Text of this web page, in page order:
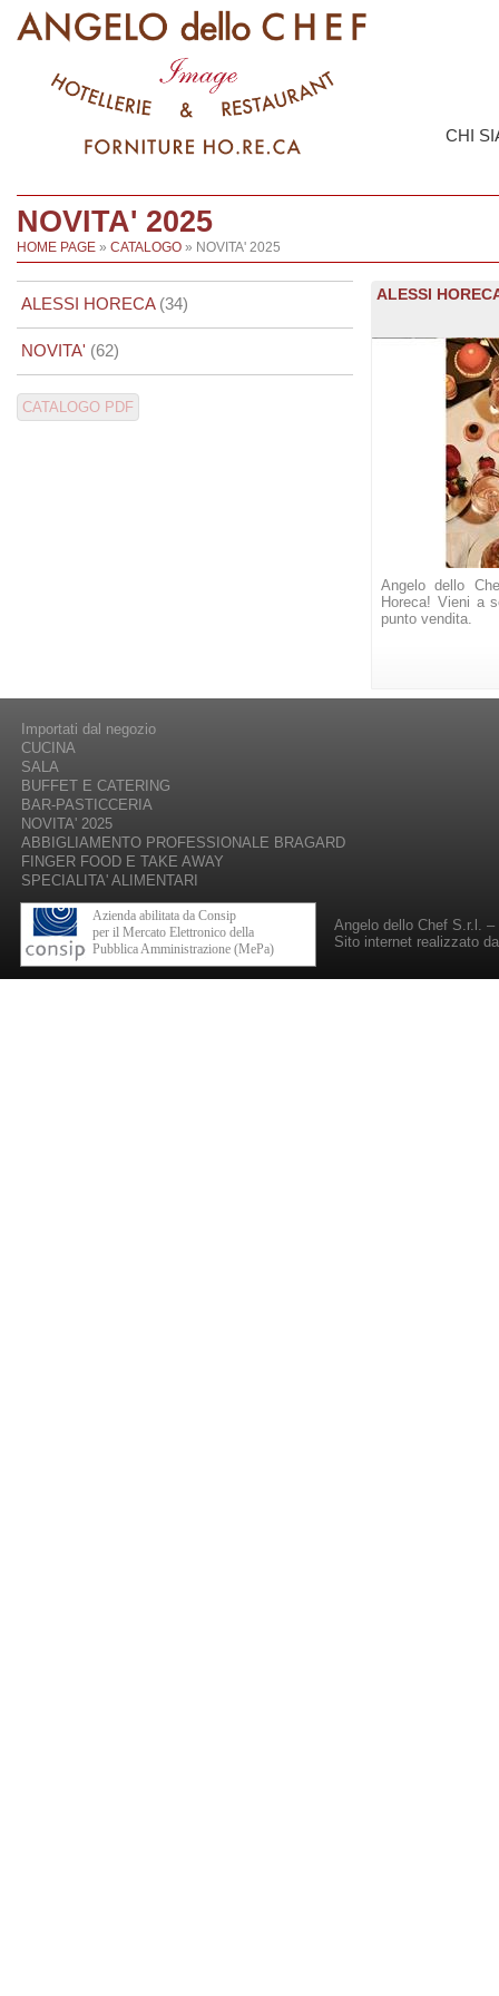
CHI
NOVITA' 2025
HOME PAGE » CATALOGO » NOVITA' 2025
ALESSI HORECA(34)
NOVITA' (62)
ALESSI
Angelo dello
Horeca! Vieni a
punto vendita.
Importati dal negozio
CUCINA
SALA
BUFFET E CATERING
BAR-PASTICCERIA
NOVITA' 2025
ABBIGLIAMENTO PROFESSIONALE BRAGARD
FINGER FOOD E TAKE AWAY
SPECIALITA' ALIMENTARI
Azienda abilitata da Consip
per il Mercato Elettronico della
Pubblica Amministrazione (MePa)
Angelo dello Chef S.r.l. –
Sito internet realizzato